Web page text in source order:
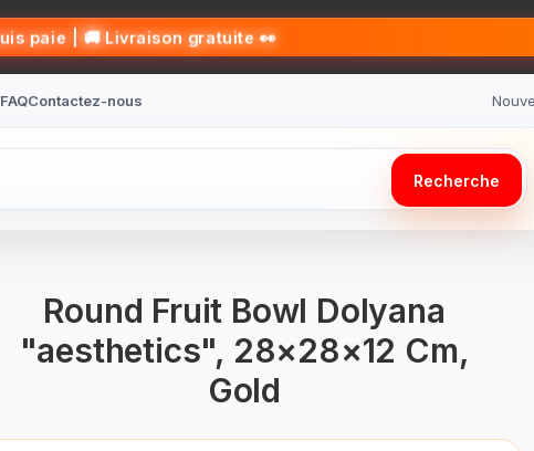
👀 Ouvre, essaie, puis paie | 🚚 Livraison gratuite
FAQContactez-nous
Recherche
Round Fruit Bowl Dolyana
"aesthetics", 28×28×12 Cm,
Gold